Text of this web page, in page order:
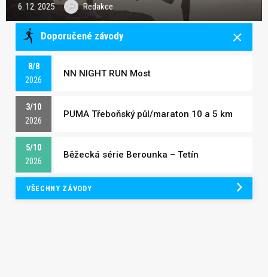
6. 12. 2025 Redakce
Doporučené závody
8/8
2026
NN NIGHT RUN Most
3/10
2026
PUMA Třeboňský půl/maraton 10 a 5 km
5/10
2026
Běžecká série Berounka – Tetín
VŠECHNY ZÁVODY